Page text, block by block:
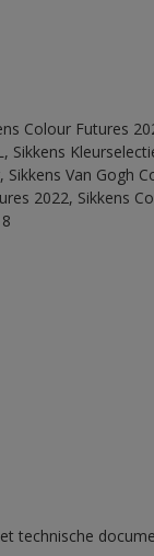
Colour Futures
Sikkens
Van Gogh
2022, Sikkens
technische